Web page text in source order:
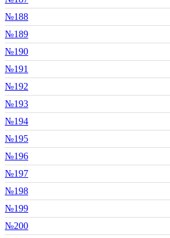
№188
№189
№190
№191
№192
№193
№194
№195
№196
№197
№198
№199
№200